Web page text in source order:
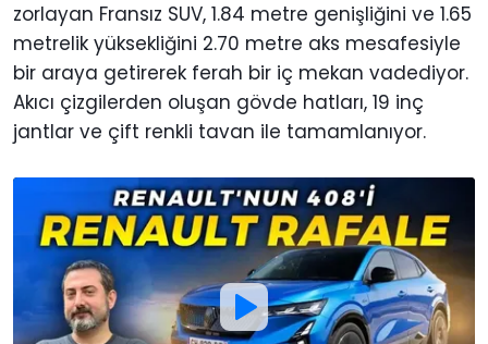
zorlayan Fransız SUV, 1.84 metre genişliğini ve 1.65
metrelik yüksekliğini 2.70 metre aks mesafesiyle
bir araya getirerek ferah bir iç mekan vadediyor.
Akıcı çizgilerden oluşan gövde hatları, 19 inç
jantlar ve çift renkli tavan ile tamamlanıyor.